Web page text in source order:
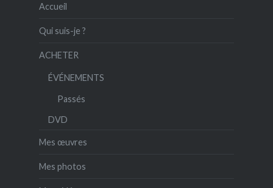
Accueil
Qui suis-je ?
ACHETER
ÉVÉNEMENTS
Passés
DVD
Mes œuvres
Mes photos